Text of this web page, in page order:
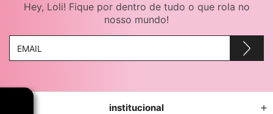
Hey, Loli! Fique por dentro de tudo o que rola no
nosso mundo!
institucional